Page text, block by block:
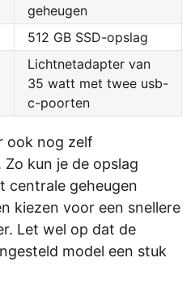
geheugen
512 GB SSD-opslag
Lichtnetadapter van
35 watt met twee usb-
c-poorten
ook nog zelf
kun je de opslag
centrale geheugen
kiezen voor een snellere
Let wel op dat de
model een stuk